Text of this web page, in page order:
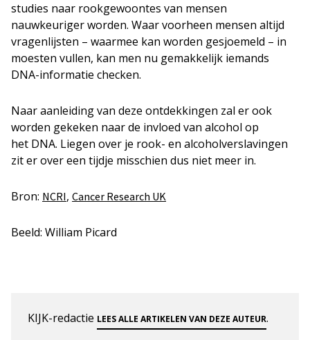
studies naar rookgewoontes van mensen
nauwkeuriger worden. Waar voorheen mensen altijd
vragenlijsten – waarmee kan worden gesjoemeld – in
moesten vullen, kan men nu gemakkelijk iemands
DNA-informatie checken.
Naar aanleiding van deze ontdekkingen zal er ook
worden gekeken naar de invloed van alcohol op
het DNA. Liegen over je rook- en alcoholverslavingen
zit er over een tijdje misschien dus niet meer in.
Bron: NCRI, Cancer Research UK
Beeld: William Picard
KIJK-redactie LEES ALLE ARTIKELEN VAN DEZE AUTEUR.